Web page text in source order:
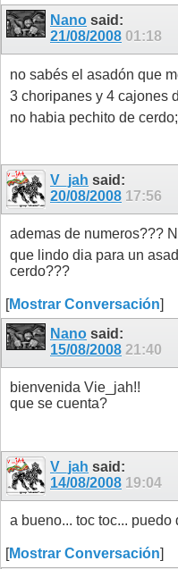
Nano said:
21/08/2008 01:18
no sabés el asadón que
3 choripanes y 4 cajones
no habia pechito de
V_jah said:
20/08/2008 17:56
ademas de numeros???
que lindo dia para un
cerdo???
[Mostrar Conversación]
Nano said:
15/08/2008 21:40
bienvenida Vie_jah!!
que se cuenta?
V_jah said:
14/08/2008 19:04
a bueno... toc toc... puedo
[Mostrar Conversación]